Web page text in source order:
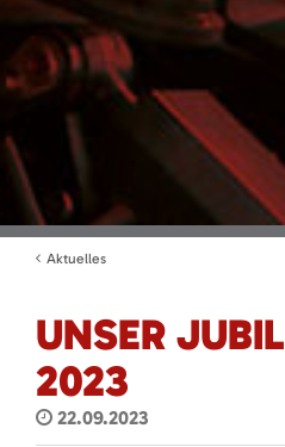
Aktuelles
UNSER
2023
22.09.2023